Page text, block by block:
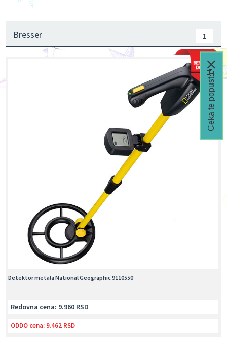
Bresser 1
Detektor metala National Geographic 9110550
Redovna cena: 9.960 RSD
ODDO cena: 9.462 RSD
Čeka te popust🎁